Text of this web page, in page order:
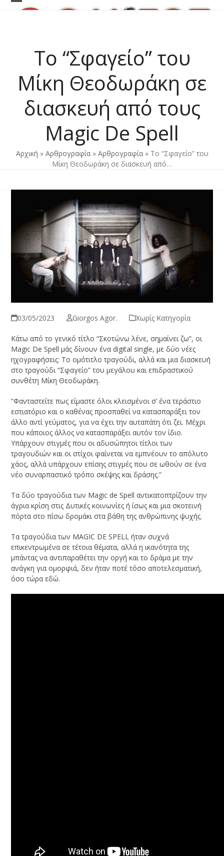
Skip
Open
Close
Το “Σφαγείο” του
Μίκη Θεοδωράκη σε
διασκευή από τους
Magic De Spell
Αρχική » Αρθρογραφία» Αρθρογραφία» Το “Σφαγείο” του
Μίκη Θεοδωράκη σε διασκευή από…
03/05/2023 Giorgos Agor. Χωρίς Κατηγορία
Κάτω από το γενικό τίτλο “Σκοτώνω λένε, σημαίνει ζω”, οι
Magic De Spell μάς δίνουν ένα digital single, με δύο νέες
ηχογραφήσεις: Το ομότιτλο τραγούδι, αλλά και μια διασκευή
στο τραγούδι “Σφαγείο” του μεγάλου και επιδραστικού
συνθέτη Μίκη Θεοδωράκη.
“Φανταστείτε πως είμαστε όλοι κλεισμένοι σ’ ένα τεράστιο
εστιατόριο και ο καθένας προσπαθεί να κατασπαράξει τον
άλλο αντί γεύματος, για να έχει την αυταπάτη ότι ζει. Μέχρι
που κάποιος άλλος να κατασπαράξει αυτόν τον ίδιο.
Υπάρχουν στιγμές που οι αδυσώπητοι τίτλοι των
τραγουδιών και οι στίχοι φαίνεται να εμπνέουν το απόλυτο
χάος, αλλά υπάρχουν επίσης στιγμές που σε ωθούν σε ένα
νέο συναρπαστικό τρόπο σκέψης και δράσης.”
Τα δύο τραγούδια των Magic de Spell αντικατοπτρίζουν την
άγρια ​​κρίση στις Δυτικές κοινωνίες ή ίσως και μια σκοτεινή
πόρτα στο πίσω δρομάκι στα βάθη της ανθρώπινης ψυχής.
Τα τραγούδια των MAGIC DE SPELL ήταν συχνά
επικεντρωμένα σε τέτοια θέματα, αλλά η ικανότητα της
μπάντας να αντιπαραθέτει την οργή και το δράμα με την
ανάγκη για ομορφιά, δεν ήταν ποτέ τόσο αποτελεσματική,
όσο τώρα εδώ.